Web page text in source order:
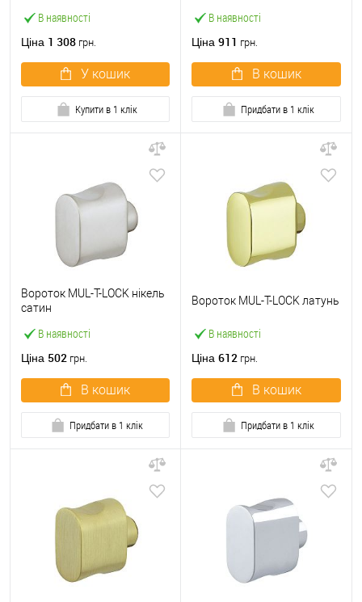
В наявності
Ціна 1 308 грн.
У кошик
Купити в 1 клік
В наявності
Ціна 911 грн.
В кошик
Придбати в 1 клік
В наявності
Вороток MUL-T-LOCK нікель
сатин
Ціна 502 грн.
В кошик
Придбати в 1 клік
В наявності
Вороток MUL-T-LOCK латунь
Ціна 612 грн.
В кошик
Придбати в 1 клік